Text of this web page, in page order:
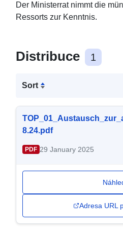
Der Ministerrat nimmt die
Ressorts zur Kenntnis.
Distribuce 1
Sort
8.24.pdf
PDF 29 January 2025
Adresa URL